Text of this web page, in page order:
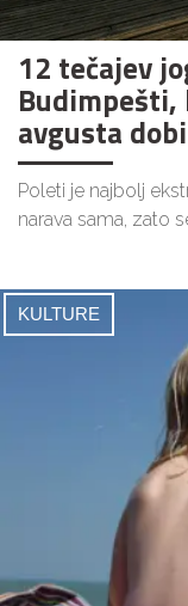
12 tečajev
avgusta
Poleti je najbolj
narava sama, zato
KULTURE